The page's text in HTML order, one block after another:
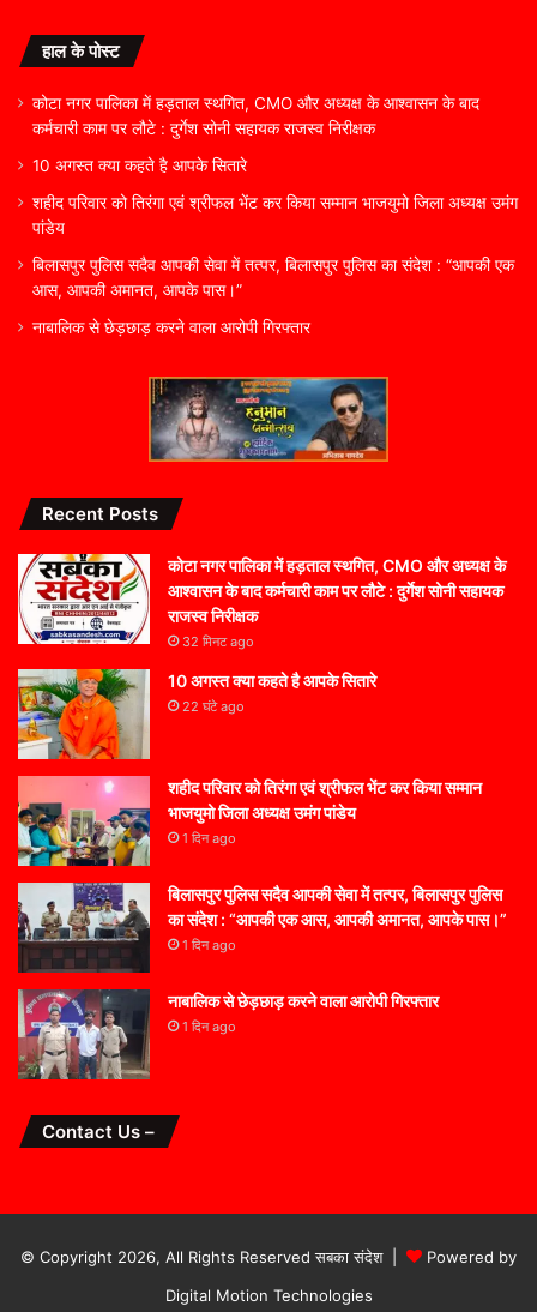
हाल के पोस्ट
कोटा नगर पालिका में हड़ताल स्थगित, CMO और अध्यक्ष के आश्वासन के बाद
कर्मचारी काम पर लौटे : दुर्गेश सोनी सहायक राजस्व निरीक्षक
10 अगस्त क्या कहते है आपके सितारे
शहीद परिवार को तिरंगा एवं श्रीफल भेंट कर किया सम्मान भाजयुमो जिला अध्यक्ष उमंग
पांडेय
बिलासपुर पुलिस सदैव आपकी सेवा में तत्पर, बिलासपुर पुलिस का संदेश : “आपकी एक
आस, आपकी अमानत, आपके पास।”
नाबालिक से छेड़छाड़ करने वाला आरोपी गिरफ्तार
Recent Posts
कोटा नगर पालिका में हड़ताल स्थगित, CMO और अध्यक्ष के
आश्वासन के बाद कर्मचारी काम पर लौटे : दुर्गेश सोनी सहायक
राजस्व निरीक्षक
32 मिनट ago
10 अगस्त क्या कहते है आपके सितारे
22 घंटे ago
शहीद परिवार को तिरंगा एवं श्रीफल भेंट कर किया सम्मान
भाजयुमो जिला अध्यक्ष उमंग पांडेय
1 दिन ago
बिलासपुर पुलिस सदैव आपकी सेवा में तत्पर, बिलासपुर पुलिस
का संदेश : “आपकी एक आस, आपकी अमानत, आपके पास।”
1 दिन ago
नाबालिक से छेड़छाड़ करने वाला आरोपी गिरफ्तार
1 दिन ago
Contact Us –
© Copyright 2026, All Rights Reserved सबका संदेश |
Powered by
Digital Motion Technologies